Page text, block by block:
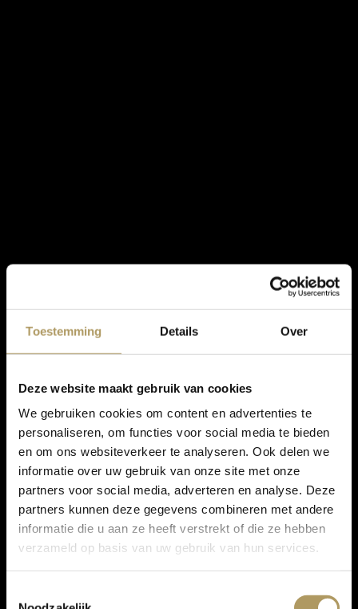
Toestemming Details Over
Deze website maakt gebruik van cookies
We gebruiken cookies om content en advertenties te
personaliseren, om functies voor social media te bieden
en om ons websiteverkeer te analyseren. Ook delen we
informatie over uw gebruik van onze site met onze
partners voor social media, adverteren en analyse. Deze
partners kunnen deze gegevens combineren met andere
informatie die u aan ze heeft verstrekt of die ze hebben
verzameld op basis van uw gebruik van hun services.